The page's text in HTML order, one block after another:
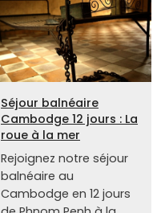
Séjour balnéaire
Cambodge 12 jours : La
roue à la mer
Rejoignez notre séjour
balnéaire au
Cambodge en 12 jours